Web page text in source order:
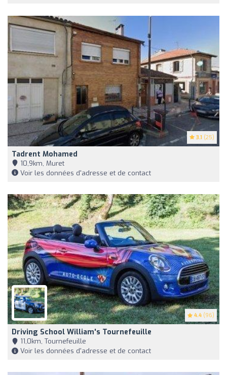
3.1 (25)
Tadrent Mohamed
10,9km, Muret
Voir les données d'adresse et de contact
4.4 (96)
Driving School William's Tournefeuille
11,0km, Tournefeuille
Voir les données d'adresse et de contact